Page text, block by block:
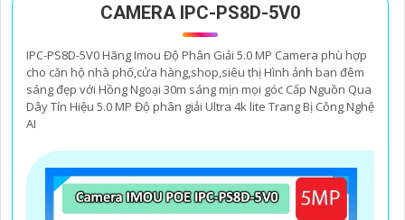
CAMERA IPC-PS8D-5V0
IPC-PS8D-5V0 Hãng Imou Độ Phân Giải 5.0 MP Camera phù hợp
cho căn hộ nhà phố,cửa hàng,shop,siêu thị Hình ảnh ban đêm
sáng đẹp với Hồng Ngoại 30m sáng mịn mọi góc Cấp Nguồn Qua
Dây Tín Hiệu 5.0 MP Độ phân giải Ultra 4k lite Trang Bị Công Nghệ
AI